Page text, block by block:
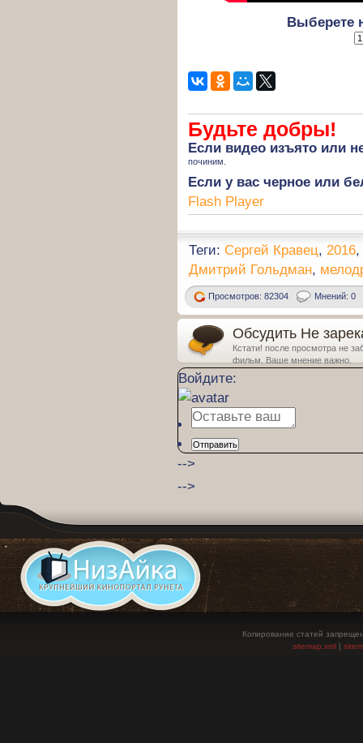
Выберете
Будьте добры!
Если видео изъято или
починим.
Если у вас черное или
Flash Player
Теги: Сергей Кравец, 2016,
Дмитрий Гольдман,
Просмотров: 82304 Мнений: 0
Обсудить Не
Кстати! после просмотра не
фильм. Ваше мнение важно.
Войдите:
Отправить
-->
-->
Копирование статей
sitemap.xml |